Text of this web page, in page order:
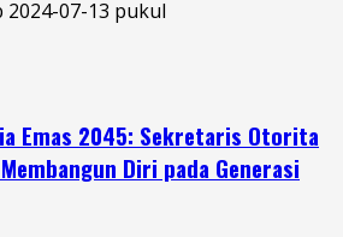
Emas 2045: Sekretaris Otorita
Diri pada Generasi